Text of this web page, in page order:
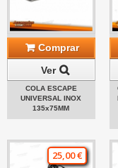
Comprar
Ver
COLA ESCAPE
UNIVERSAL INOX
135x75MM
25,00 €